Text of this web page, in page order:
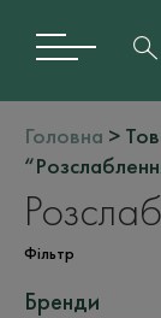
Головна >
Фільтр
Бренди